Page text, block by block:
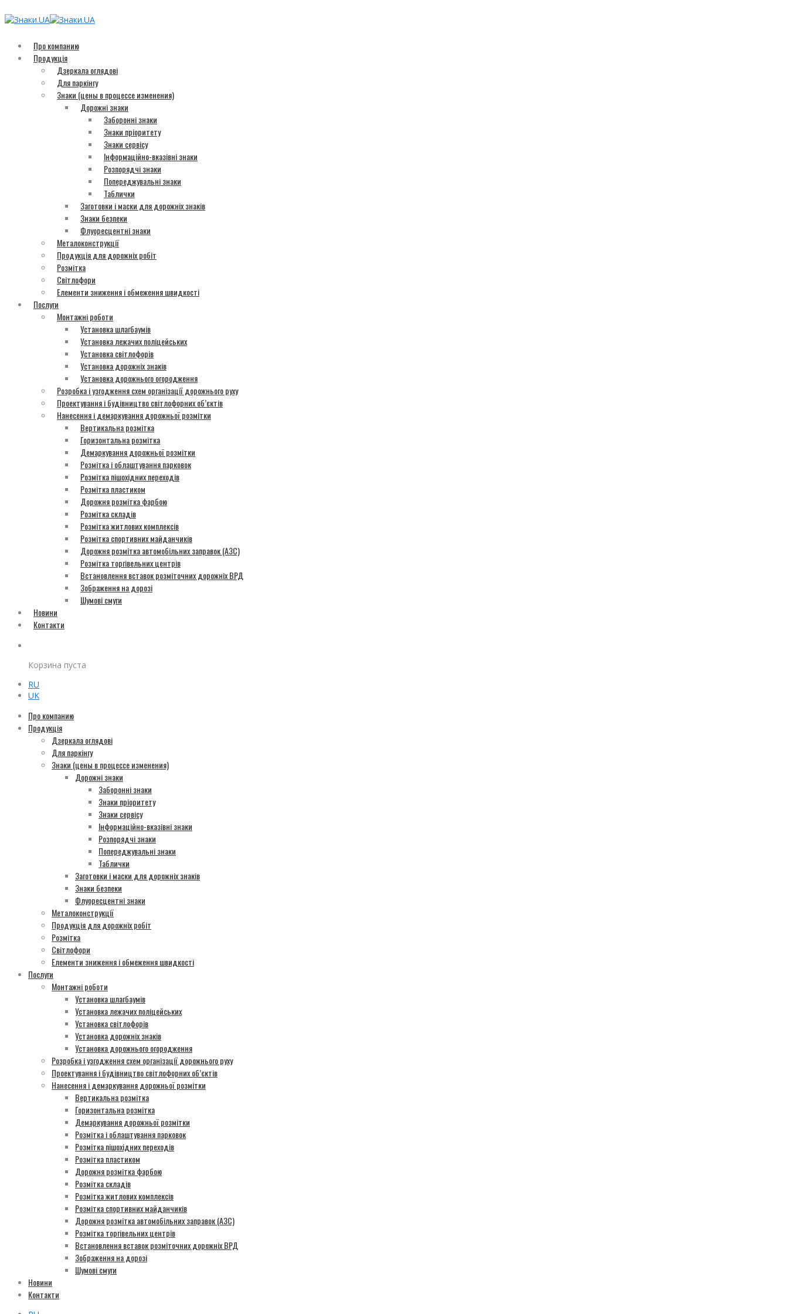
Про компанию
Продукція
Дзеркала оглядові
Для паркінгу
Знаки (цены в процессе изменения)
Дорожні знаки
Заборонні знаки
Знаки пріоритету
Знаки сервісу
Інформаційно-вказівні знаки
Розпорядчі знаки
Попереджувальні знаки
Таблички
Заготовки і маски для дорожніх знаків
Знаки безпеки
Флуоресцентні знаки
Металоконструкції
Продукція для дорожніх робіт
Розмітка
Світлофори
Елементи зниження і обмеження швидкості
Послуги
Монтажні роботи
Установка шлагбаумів
Установка лежачих поліцейських
Установка світлофорів
Установка дорожніх знаків
Установка дорожнього огородження
Розробка і узгодження схем організації дорожнього руху
Проектування і будівництво світлофорних об’єктів
Нанесення і демаркування дорожньої розмітки
Вертикальна розмітка
Горизонтальна розмітка
Демаркування дорожньої розмітки
Розмітка і облаштування парковок
Розмітка пішохідних переходів
Розмітка пластиком
Дорожня розмітка фарбою
Розмітка складів
Розмітка житлових комплексів
Розмітка спортивних майданчиків
Дорожня розмітка автомобільних заправок (АЗС)
Розмітка торгівельних центрів
Встановлення вставок розміточних дорожніх ВРД
Зображення на дорозі
Шумові смуги
Новини
Контакти
Корзина пуста
RU
UK
Про компанию
Продукція
Дзеркала оглядові
Для паркінгу
Знаки (цены в процессе изменения)
Дорожні знаки
Заборонні знаки
Знаки пріоритету
Знаки сервісу
Інформаційно-вказівні знаки
Розпорядчі знаки
Попереджувальні знаки
Таблички
Заготовки і маски для дорожніх знаків
Знаки безпеки
Флуоресцентні знаки
Металоконструкції
Продукція для дорожніх робіт
Розмітка
Світлофори
Елементи зниження і обмеження швидкості
Послуги
Монтажні роботи
Установка шлагбаумів
Установка лежачих поліцейських
Установка світлофорів
Установка дорожніх знаків
Установка дорожнього огородження
Розробка і узгодження схем організації дорожнього руху
Проектування і будівництво світлофорних об’єктів
Нанесення і демаркування дорожньої розмітки
Вертикальна розмітка
Горизонтальна розмітка
Демаркування дорожньої розмітки
Розмітка і облаштування парковок
Розмітка пішохідних переходів
Розмітка пластиком
Дорожня розмітка фарбою
Розмітка складів
Розмітка житлових комплексів
Розмітка спортивних майданчиків
Дорожня розмітка автомобільних заправок (АЗС)
Розмітка торгівельних центрів
Встановлення вставок розміточних дорожніх ВРД
Зображення на дорозі
Шумові смуги
Новини
Контакти